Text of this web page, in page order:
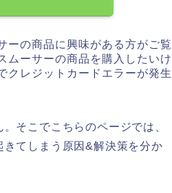
ーの商品に興味がある方がご覧
ムーサーの商品を購入したいけ
クレジットカードエラーが発生
そこでこちらのページでは、
てしまう原因&解決策を分か